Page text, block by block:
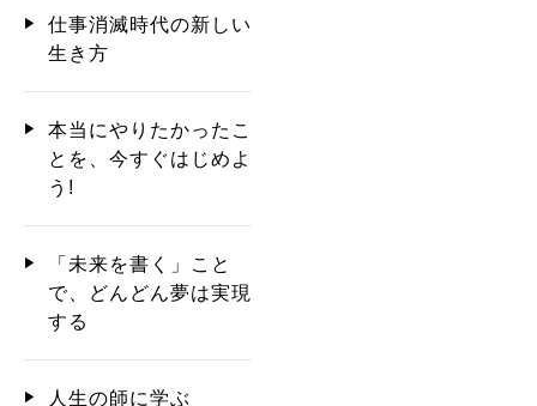
仕事消滅時代の新しい
生き方
本当にやりたかったこ
とを、今すぐはじめよ
う!
「未来を書く」こと
で、どんどん夢は実現
する
人生の師に学ぶ